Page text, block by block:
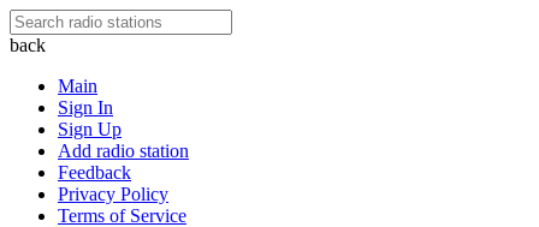
back
Main
Sign In
Sign Up
Add radio station
Feedback
Privacy Policy
Terms of Service